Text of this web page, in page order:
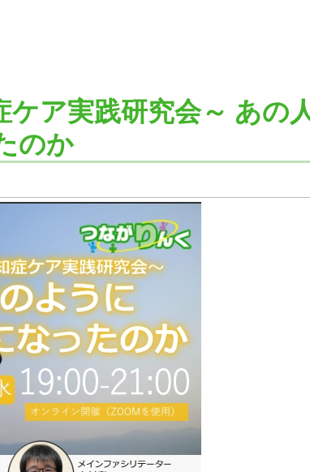
ケア実践研究会～ あの
のか